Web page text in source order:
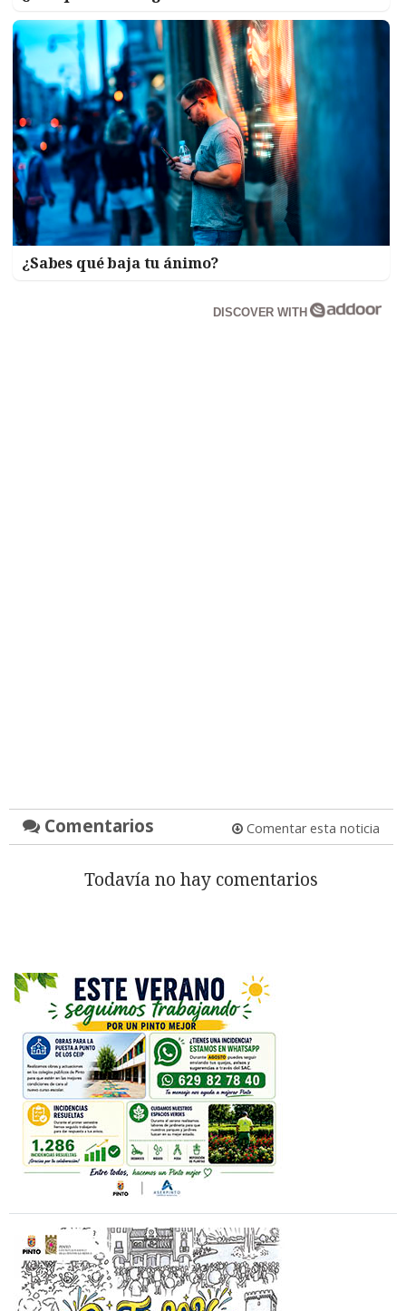
¿Sabes qué baja tu ánimo?
DISCOVER WITH
Comentarios Comentar esta noticia
Todavía no hay comentarios